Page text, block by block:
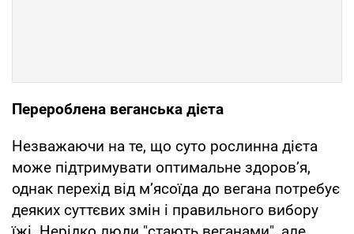
Перероблена веганська дієта
Незважаючи на те, що суто рослинна дієта
може підтримувати оптимальне здоров’я,
однак перехід від м’ясоїда до вегана потребує
деяких суттєвих змін і правильного вибору